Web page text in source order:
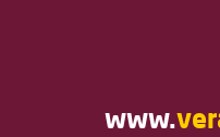
www.